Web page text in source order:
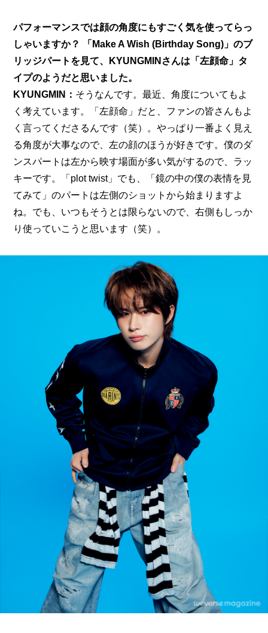
パフォーマンスでは顔の角度にもすごく気を使ってらっ
しゃいますか？ 「Make A Wish (Birthday Song)」のブ
リッジパートを見て、KYUNGMINさんは「左顔命」タ
イプのようだと思いました。
KYUNGMIN： そうなんです。最近、角度についてもよ
く考えています。「左顔命」だと、ファンの皆さんもよ
く言ってくださるんです（笑）。やっぱり一番よく見え
る角度が大事なので、左の顔のほうが好きです。僕のダ
ンスパートは左から映す場面が多い気がするので、ラッ
キーです。「plot twist」でも、「鏡の中の僕の表情を見
てみて」のパートは左側のショットから始まりますよ
ね。でも、いつもそうとは限らないので、右側もしっか
り使っていこうと思います（笑）。